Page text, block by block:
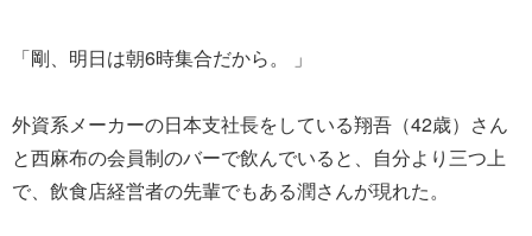
「剛、明日は朝6時集合だから。 」
外資系メーカーの日本支社長をしている翔吾（42歳）さん
と西麻布の会員制のバーで飲んでいると、自分より三つ上
で、飲食店経営者の先輩でもある潤さんが現れた。